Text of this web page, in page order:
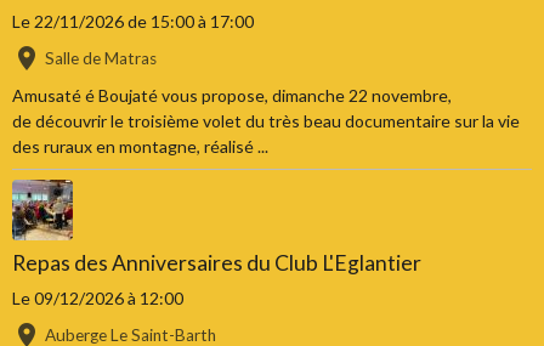
Le 22/11/2026de 15:00à 17:00
Salle de Matras
Amusaté é Boujaté vous propose, dimanche 22 novembre,
de découvrir le troisième volet du très beau documentaire sur la vie
des ruraux en montagne, réalisé ...
Repas des Anniversaires du Club L'Eglantier
Le 09/12/2026à 12:00
Auberge Le Saint-Barth